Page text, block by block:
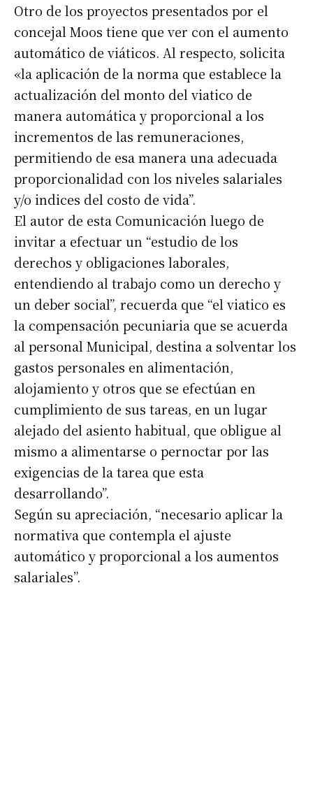
Otro de los proyectos presentados por el
concejal Moos tiene que ver con el aumento
automático de viáticos. Al respecto, solicita
«la aplicación de la norma que establece la
actualización del monto del viatico de
manera automática y proporcional a los
incrementos de las remuneraciones,
permitiendo de esa manera una adecuada
proporcionalidad con los niveles salariales
y/o indices del costo de vida”.
El autor de esta Comunicación luego de
invitar a efectuar un “estudio de los
derechos y obligaciones laborales,
entendiendo al trabajo como un derecho y
un deber social”, recuerda que “el viatico es
la compensación pecuniaria que se acuerda
al personal Municipal, destina a solventar los
gastos personales en alimentación,
alojamiento y otros que se efectúan en
cumplimiento de sus tareas, en un lugar
alejado del asiento habitual, que obligue al
mismo a alimentarse o pernoctar por las
exigencias de la tarea que esta
desarrollando”.
Según su apreciación, “necesario aplicar la
normativa que contempla el ajuste
automático y proporcional a los aumentos
salariales”.